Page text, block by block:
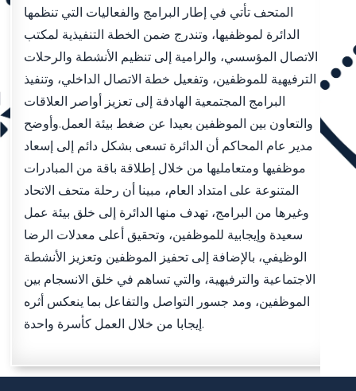
المتحف تأتي في إطار البرامج والفعاليات التي تنظمها
الدائرة لموظفيها، وتندرج ضمن الخطة التنفيذية لمكتب
الاتصال المؤسسي، والرامية إلى تنظيم الأنشطة والرحلات
الترفيهية للموظفين، وتفعيل خطة الاتصال الداخلي، وتنفيذ
البرامج المجتمعية الهادفة إلى تعزيز أواصر العلاقات
والتعاون بين الموظفين بعيدا عن ضغط بيئة العمل.وأوضح
مدير عام المحاكم أن الدائرة تسعى بشكل دائم إلى إسعاد
موظفيها ومتعامليها من خلال إطلاقة باقة من المبادرات
المتنوعة على امتداد العام، مبينا أن رحلة متحف الاتحاد
وغيرها من البرامج، تهدف منها الدائرة إلى خلق بيئة عمل
سعيدة وإيجابية للموظفين، وتحقيق أعلى معدلات الرضا
الوظيفي، بالإضافة إلى تحفيز الموظفين وتعزيز الأنشطة
الاجتماعية والترفيهية، والتي تساهم في خلق الانسجام بين
الموظفين، ومد جسور التواصل والتفاعل بما ينعكس أثره
إيجابا من خلال العمل كأسرة واحدة.